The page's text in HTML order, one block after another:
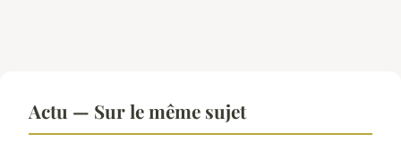
Actu — Sur le même sujet